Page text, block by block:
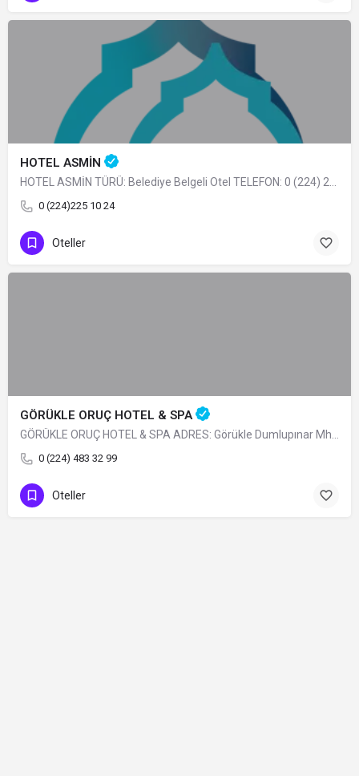
HOTEL ASMİN
0 (224)225 10 24
Oteller
GÖRÜKLE ORUÇ HOTEL & SPA
0 (224) 483 32 99
Oteller